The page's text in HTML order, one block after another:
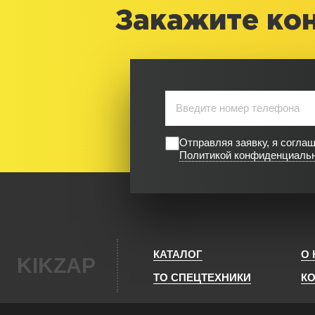
Закажите
Отправляя заявку, я
Политикой
KIKZAP КАТАЛОГ
О
ТО СПЕЦТЕХНИКИ